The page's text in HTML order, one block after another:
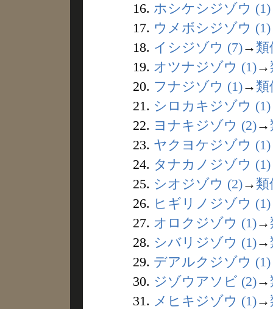
16. ホシケシジゾウ (1)
17. ウメボシジゾウ (1)
18. イシジゾウ (7)→ 類
19. オツナジゾウ (1)→
20. フナジゾウ (1)→ 類
21. シロカキジゾウ (1)
22. ヨナキジゾウ (2)→
23. ヤクヨケジゾウ (1)
24. タナカノジゾウ (1)
25. シオジゾウ (2)→ 類
26. ヒギリノジゾウ (1)
27. オロクジゾウ (1)→
28. シバリジゾウ (1)→
29. デアルクジゾウ (1)
30. ジゾウアソビ (2)→
31. メヒキジゾウ (1)→